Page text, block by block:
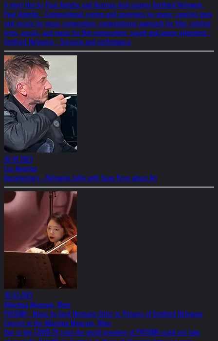
A short film by Paul Amlehn and Austrian-Irish painter Gottfried Helnwein,
Paul Amlehn - Compositional system and strategies for music; catalyst texts
and vocals for music composition; compositional approach for film; catalyst
texts, vocals, and music for film composition; sound and image alignment -
Gottfried Helnwein - Scenario and performance
26.01.2023
Los Angeles
Documentary - Helnwein talks with Sean Penn about Art
30.03.2021
Albertina Museum, Wien
PASSION - Music by Gerd Hermann Ortler to Pictures of Gottfried Helnwein
Concert at the Albertina Museum, Wien
Due to the COVID-19 crisis the world premiere of PASSION could not take